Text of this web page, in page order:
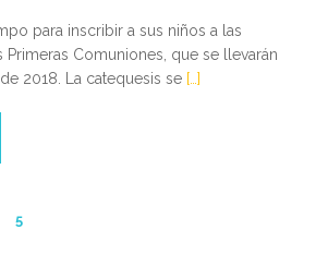
para inscribir a sus niños a las
Primeras Comuniones, que se llevarán
2018. La catequesis se […]
5